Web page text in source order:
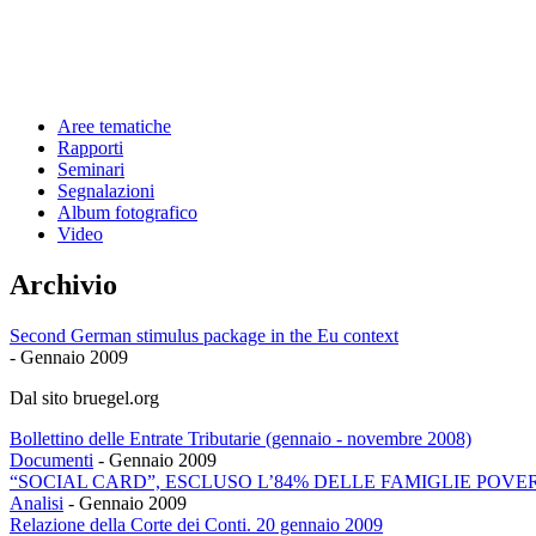
Aree tematiche
Rapporti
Seminari
Segnalazioni
Album fotografico
Video
Archivio
Second German stimulus package in the Eu context
- Gennaio 2009
Dal sito bruegel.org
Bollettino delle Entrate Tributarie (gennaio - novembre 2008)
Documenti - Gennaio 2009
“SOCIAL CARD”, ESCLUSO L’84% DELLE FAMIGLIE
Analisi - Gennaio 2009
Relazione della Corte dei Conti. 20 gennaio 2009